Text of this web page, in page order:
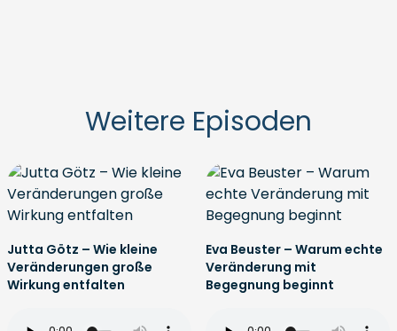
Weitere Episoden
Jutta Götz – Wie kleine
Veränderungen große
Wirkung entfalten
Eva Beuster – Warum echte
Veränderung mit
Begegnung beginnt